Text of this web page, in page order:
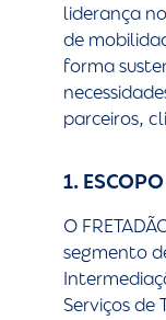
liderança
de
forma
parceiros,
1. ESCOPO
O
segmento
Serviços de